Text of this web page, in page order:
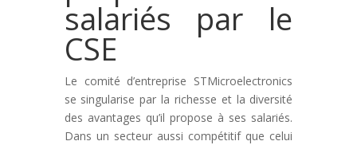
salariés par le
CSE
Le comité d’entreprise STMicroelectronics
se singularise par la richesse et la diversité
des avantages qu’il propose à ses salariés.
Dans un secteur aussi compétitif que celui